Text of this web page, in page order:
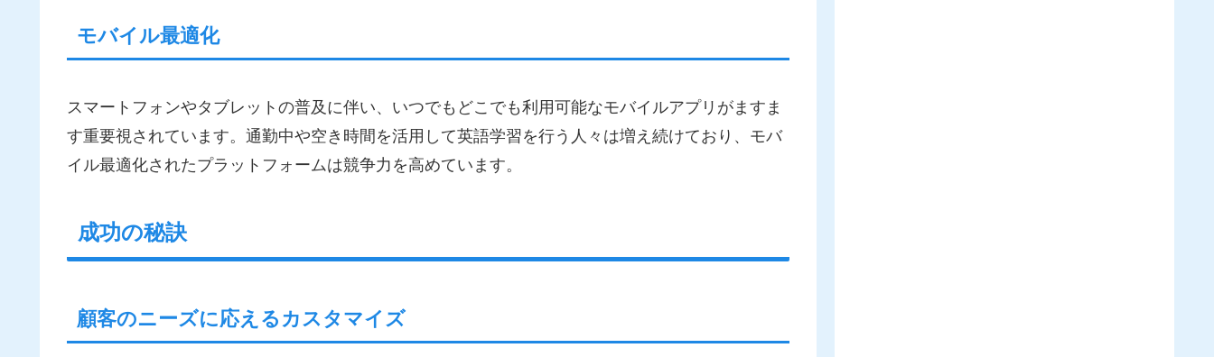
モバイル最適化
スマートフォンやタブレットの普及に伴い、いつでもどこでも利用可能なモバイルアプリがますま
す重要視されています。通勤中や空き時間を活用して英語学習を行う人々は増え続けており、モバ
イル最適化されたプラットフォームは競争力を高めています。
成功の秘訣
顧客のニーズに応えるカスタマイズ